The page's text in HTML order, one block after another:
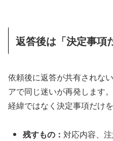
返答後は「決定事項
依頼後に返答が共有されな
アで同じ迷いが再発します
経緯ではなく決定事項だけ
残すもの： 対応内容、